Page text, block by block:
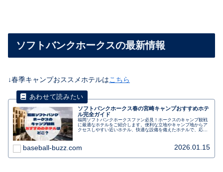
ソフトバンクホークスの最新情報
↓春季キャンプおススメホテルはこちら
ソフトバンクホークス春の宮崎キャンプおすすめホテ
ル完全ガイド
福岡ソフトバンクホークスファン必見！ホークスのキャンプ観戦
に最適なホテルをご紹介します。便利な立地やキャンプ地からア
クセスしやすい近いホテル、快適な設備を備えたホテルで、応援
グや駐車場の利用も可能です。キャンプ観戦を充実させるための
おすすめホテルです。
baseball-buzz.com 2026.01.15